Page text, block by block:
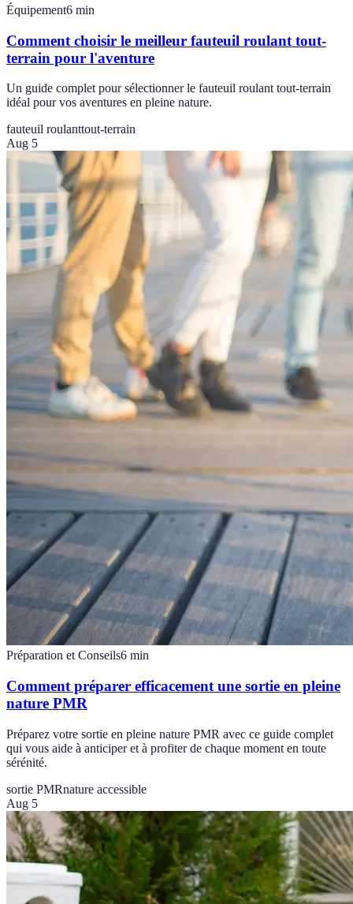
Équipement6 min
Comment choisir le meilleur fauteuil roulant tout-
terrain pour l'aventure
Un guide complet pour sélectionner le fauteuil roulant tout-terrain
idéal pour vos aventures en pleine nature.
fauteuil roulanttout-terrain
Aug 5
Préparation et Conseils6 min
Comment préparer efficacement une sortie en pleine
nature PMR
Préparez votre sortie en pleine nature PMR avec ce guide complet
qui vous aide à anticiper et à profiter de chaque moment en toute
sérénité.
sortie PMRnature accessible
Aug 5